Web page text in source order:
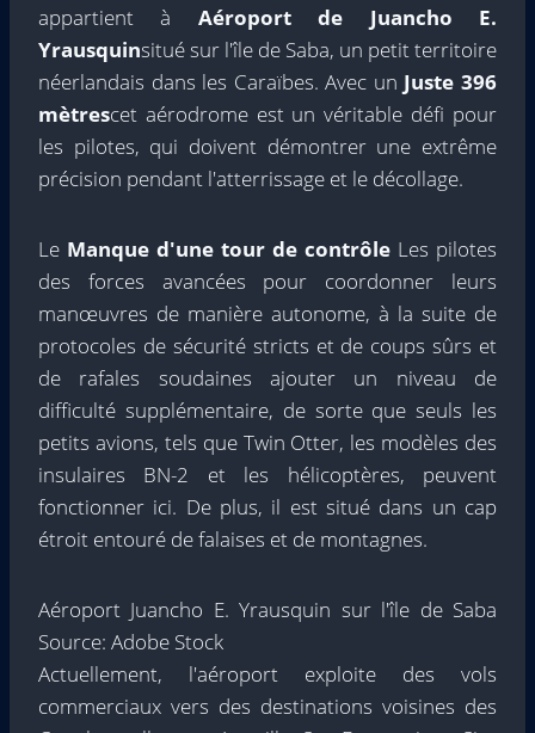
appartient à Aéroport de Juancho E.
Yrausquinsitué sur l'île de Saba, un petit territoire
néerlandais dans les Caraïbes. Avec un Juste 396
mètrescet aérodrome est un véritable défi pour
les pilotes, qui doivent démontrer une extrême
précision pendant l'atterrissage et le décollage.
Le Manque d'une tour de contrôle Les pilotes
des forces avancées pour coordonner leurs
manœuvres de manière autonome, à la suite de
protocoles de sécurité stricts et de coups sûrs et
de rafales soudaines ajouter un niveau de
difficulté supplémentaire, de sorte que seuls les
petits avions, tels que Twin Otter, les modèles des
insulaires BN-2 et les hélicoptères, peuvent
fonctionner ici. De plus, il est situé dans un cap
étroit entouré de falaises et de montagnes.
Aéroport Juancho E. Yrausquin sur l'île de Saba
Source: Adobe Stock
Actuellement, l'aéroport exploite des vols
commerciaux vers des destinations voisines des